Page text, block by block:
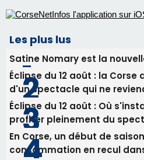
Les plus lus
Satine Nomary est la
Éclipse du 12 août : la Corse
d'un spectacle qui ne
Éclipse du 12 août : Où
profiter pleinement du
En Corse, un début de
consommation en recul